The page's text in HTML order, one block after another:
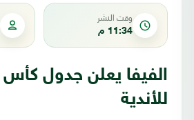
وقت النشر
11:34 م
الفيفا يعلن جدول كأس
للأندية